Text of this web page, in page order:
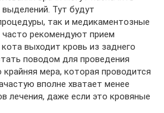
Тут будут
так и медикаментозные
рекомендуют прием
выходит кровь из заднего
поводом для проведения
мера, которая проводится
вполне хватает менее
лечения, даже если это кровяные